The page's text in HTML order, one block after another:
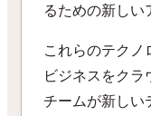
るための新しい
これらのテクノ
ビジネスをク
チームが新しい